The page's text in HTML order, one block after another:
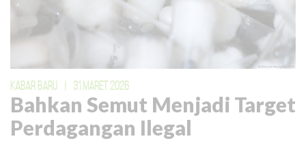
KABAR BARU 31 MARET 2026
Bahkan Semut Menjadi Target
Perdagangan Ilegal